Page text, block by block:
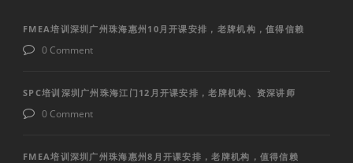
FMEA培训深圳广州珠海惠州10月开课安排，老牌机构，值得信赖
0 Comment
SPC培训深圳广州珠海江门12月开课安排，老牌机构、资深讲师
0 Comment
FMEA培训深圳广州珠海惠州8月开课安排，老牌机构，值得信赖